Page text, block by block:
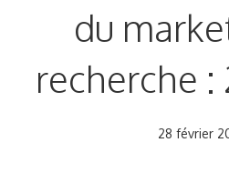
du
recherche :
28 février